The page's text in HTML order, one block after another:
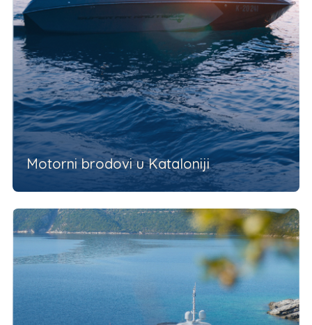
Motorni brodovi u Kataloniji